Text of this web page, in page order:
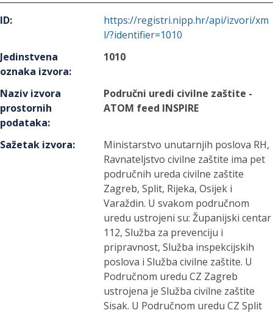
ID:
https://registri.nipp.hr/api/izvori/xm
l/?identifier=1010
Jedinstvena
oznaka izvora:
1010
Naziv izvora
prostornih
podataka:
Područni uredi civilne zaštite -
ATOM feed INSPIRE
Sažetak izvora:
Ministarstvo unutarnjih poslova RH,
Ravnateljstvo civilne zaštite ima pet
područnih ureda civilne zaštite
Zagreb, Split, Rijeka, Osijek i
Varaždin. U svakom područnom
uredu ustrojeni su: Županijski centar
112, Služba za prevenciju i
pripravnost, Služba inspekcijskih
poslova i Služba civilne zaštite. U
Područnom uredu CZ Zagreb
ustrojena je Služba civilne zaštite
Sisak. U Područnom uredu CZ Split